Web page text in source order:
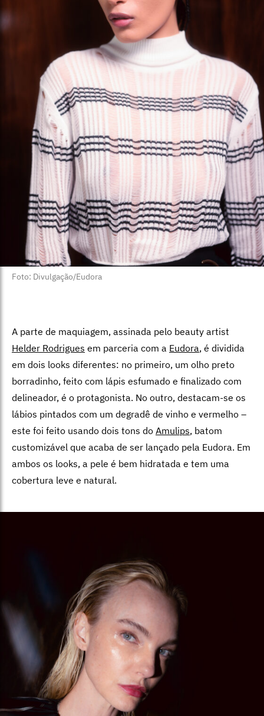
Foto: Divulgação/Eudora
A parte de maquiagem, assinada pelo beauty artist
Helder Rodrigues em parceria com a Eudora, é dividida
em dois looks diferentes: no primeiro, um olho preto
borradinho, feito com lápis esfumado e finalizado com
delineador, é o protagonista. No outro, destacam-se os
lábios pintados com um degradê de vinho e vermelho –
este foi feito usando dois tons do Amulips, batom
customizável que acaba de ser lançado pela Eudora. Em
ambos os looks, a pele é bem hidratada e tem uma
cobertura leve e natural.